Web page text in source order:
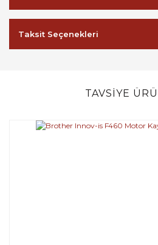
Taksit Seçenekleri
TAVSİYE